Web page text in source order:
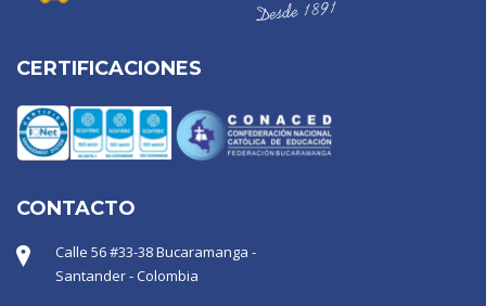
CERTIFICACIONES
CONTACTO
Calle 56 #33-38 Bucaramanga -
Santander - Colombia